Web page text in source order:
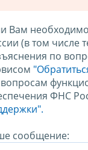
Вам
(в том числе
по
ФНС
сообщение: